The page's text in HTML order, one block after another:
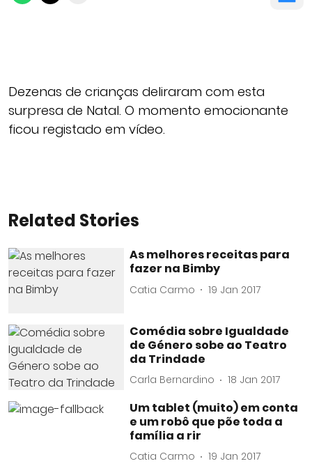
Dezenas de crianças deliraram com esta
surpresa de Natal. O momento emocionante
ficou registado em vídeo.
Related Stories
As melhores receitas para
fazer na Bimby
Catia Carmo 19 Jan 2017
Comédia sobre Igualdade
de Género sobe ao Teatro
da Trindade
Carla Bernardino 18 Jan 2017
Um tablet (muito) em conta
e um robô que põe toda a
família a rir
Catia Carmo 19 Jan 2017